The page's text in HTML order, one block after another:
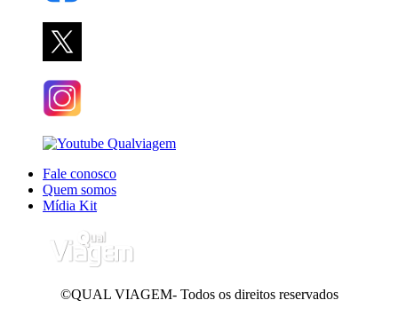
Fale conosco
Quem somos
Mídia Kit
©QUAL VIAGEM- Todos os direitos reservados